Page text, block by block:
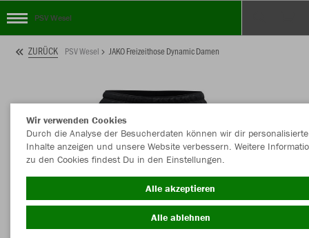
PSV Wesel
ZURÜCK PSV Wesel JAKO Freizeithose Dynamic Damen
Wir verwenden Cookies
Durch die Analyse der Besucherdaten können wir dir personalisierte
Inhalte anzeigen und unsere Website verbessern. Weitere
zu den Cookies findest Du in den Einstellungen.
Alle akzeptieren
Alle ablehnen